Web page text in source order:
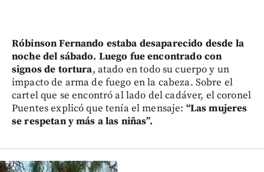
Róbinson Fernando estaba desaparecido desde la
noche del sábado. Luego fue encontrado con
signos de tortura, atado en todo su cuerpo y un
impacto de arma de fuego en la cabeza. Sobre el
cartel que se encontró al lado del cadáver, el coronel
Puentes explicó que tenía el mensaje: “Las mujeres
se respetan y más a las niñas”.